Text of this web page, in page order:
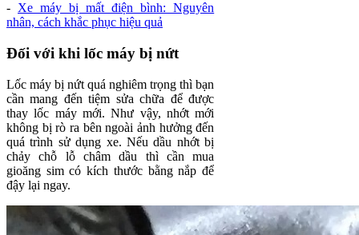
- Xe máy bị mất điện bình: Nguyên
nhân, cách khắc phục hiệu quả
Đối với khi lốc máy bị nứt
Lốc máy bị nứt quá nghiêm trọng thì bạn
cần mang đến tiệm sửa chữa để được
thay lốc máy mới. Như vậy, nhớt mới
không bị rò ra bên ngoài ảnh hưởng đến
quá trình sử dụng xe. Nếu dầu nhớt bị
chảy chỗ lỗ châm dầu thì cần mua
gioăng sim có kích thước bằng nắp để
đậy lại ngay.